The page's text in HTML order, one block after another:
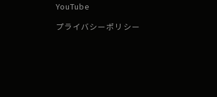
YouTube
プライバシーポリシー